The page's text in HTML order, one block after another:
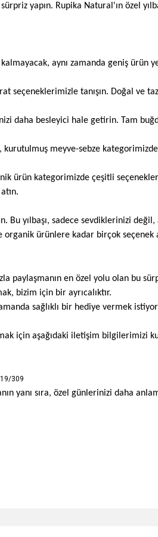
yapın. Rupika Natural'ın özel
aynı zamanda geniş ürün
seçeneklerimizle tanışın. Doğal ve
daha besleyici hale getirin. Tam
kurutulmuş meyve-sebze
ürün kategorimizde çeşitli
yılbaşı, sadece sevdiklerinizi değil,
ürünlere kadar birçok seçenek
paylaşmanın en özel yolu olan bu
bizim için bir ayrıcalıktır.
sağlıklı bir hediye vermek
için aşağıdaki iletişim bilgilerimizi
309
yanı sıra, özel günlerinizi daha